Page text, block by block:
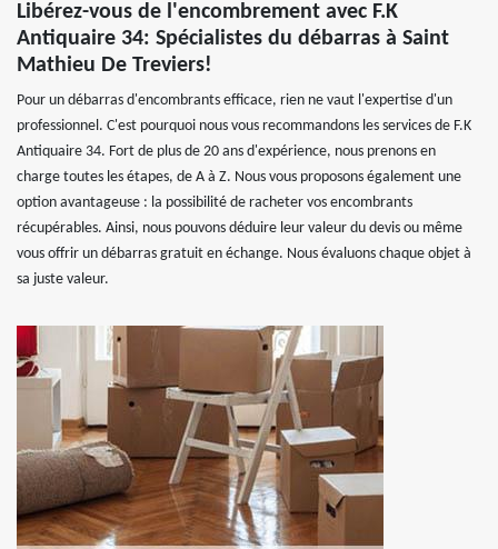
Libérez-vous de l'encombrement avec F.K
Antiquaire 34: Spécialistes du débarras à Saint
Mathieu De Treviers!
Pour un débarras d'encombrants efficace, rien ne vaut l'expertise d'un
professionnel. C'est pourquoi nous vous recommandons les services de F.K
Antiquaire 34. Fort de plus de 20 ans d'expérience, nous prenons en
charge toutes les étapes, de A à Z. Nous vous proposons également une
option avantageuse : la possibilité de racheter vos encombrants
récupérables. Ainsi, nous pouvons déduire leur valeur du devis ou même
vous offrir un débarras gratuit en échange. Nous évaluons chaque objet à
sa juste valeur.